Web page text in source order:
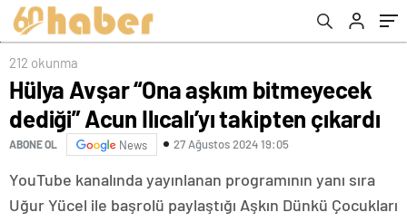
212 okunma
Hülya Avşar “Ona aşkım bitmeyecek
dediği” Acun Ilıcalı’yı takipten çıkardı
ABONE OL News 27 Ağustos 2024 19:05
YouTube kanalında yayınlanan programının yanı sıra
Uğur Yücel ile başrolü paylaştığı Aşkın Dünkü Çocukları